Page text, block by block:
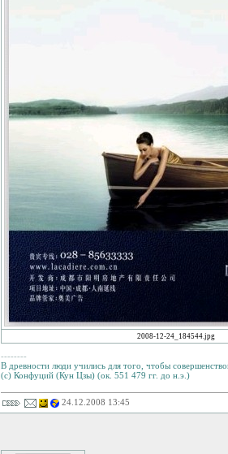
2008-12-24_184544.jpg
--------
В древности люди учились для того, чтобы
(с) Конфуций (Кун Цзы) (ок. 551 479 гг. до н.э.)
24.12.2008 13:45